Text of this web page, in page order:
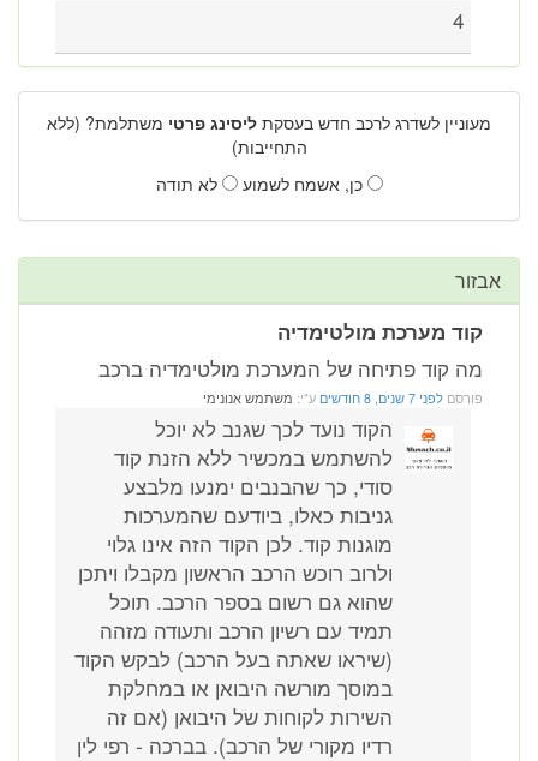
4
מעוניין לשדרג לרכב חדש בעסקת ליסינג פרטי משתלמת? (ללא
התחייבות)
כן, אשמח לשמוע
לא תודה
אבזור
קוד מערכת מולטימדיה
מה קוד פתיחה של המערכת מולטימדיה ברכב
פורסם לפני 7 שנים, 8 חודשים ע"י: משתמש אנונימי
הקוד נועד לכך שגנב לא יוכל
להשתמש במכשיר ללא הזנת קוד
סודי, כך שהבנבים ימנעו מלבצע
גניבות כאלו, ביודעם שהמערכות
מוגנות קוד. לכן הקוד הזה אינו גלוי
ולרוב רוכש הרכב הראשון מקבלו ויתכן
שהוא גם רשום בספר הרכב. תוכל
תמיד עם רשיון הרכב ותעודה מזהה
(שיראו שאתה בעל הרכב) לבקש הקוד
במוסך מורשה היבואן או במחלקת
השירות לקוחות של היבואן (אם זה
רדיו מקורי של הרכב). בברכה - רפי לין